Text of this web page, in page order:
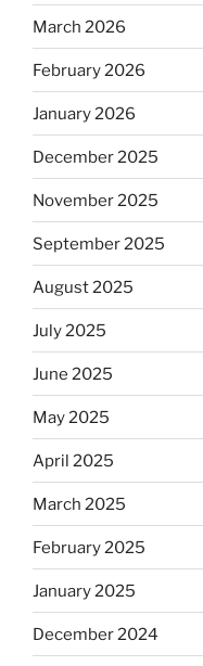
March 2026
February 2026
January 2026
December 2025
November 2025
September 2025
August 2025
July 2025
June 2025
May 2025
April 2025
March 2025
February 2025
January 2025
December 2024